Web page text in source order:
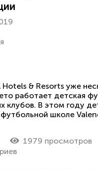
& Resorts уже
работает детская
клубов. В этом году
школе
1979 просмотров